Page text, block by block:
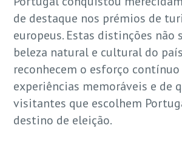
de destaque nos prémios de
europeus. Estas distinções não
beleza natural e cultural do
reconhecem o esforço
experiências memoráveis e de
visitantes que escolhem
destino de eleição.